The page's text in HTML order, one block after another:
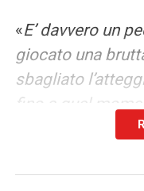
«E’ davvero un
giocato una
sbagliato
fino a quel
male. Siamo
tifosi a cui